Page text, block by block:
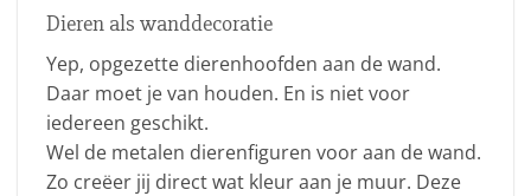
Dieren als wanddecoratie
Yep, opgezette dierenhoofden aan de wand.
Daar moet je van houden. En is niet voor
iedereen geschikt.
Wel de metalen dierenfiguren voor aan de wand.
Zo creëer jij direct wat kleur aan je muur. Deze